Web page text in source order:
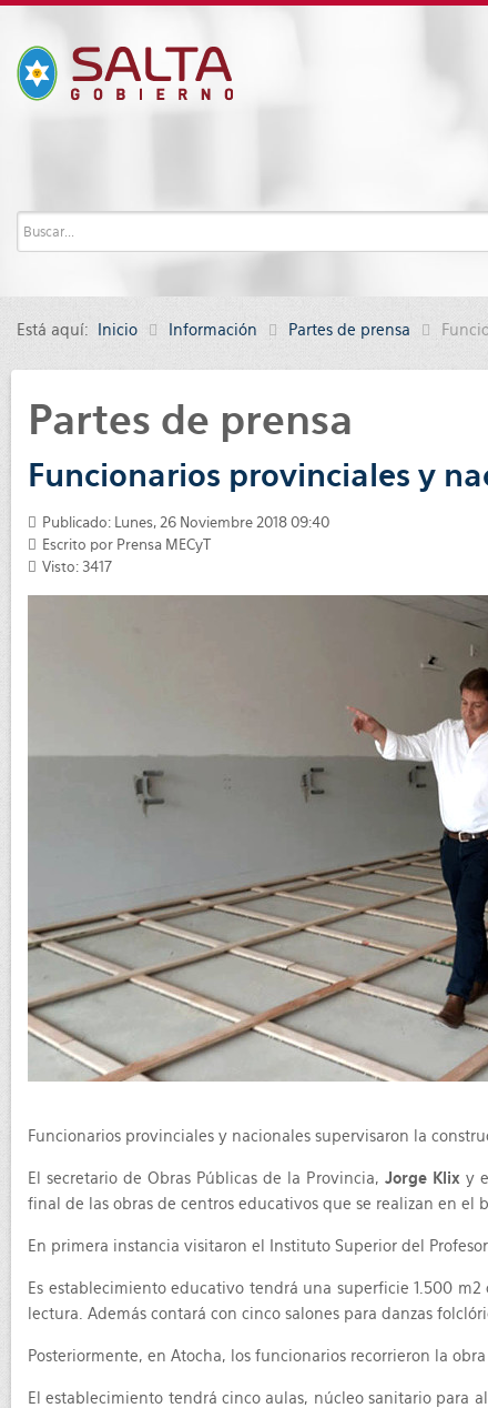
Está aquí: Inicio Información Partes de prensa
Partes de prensa
Funcionarios provinciales y
Publicado: Lunes, 26 Noviembre 2018 09:40
Escrito por Prensa MECyT
Visto: 3417
Funcionarios provinciales y nacionales supervisaron la
El secretario de Obras Públicas de la Provincia, Jorge Klix y
final de las obras de centros educativos que se realizan en el
En primera instancia visitaron el Instituto Superior del
Es establecimiento educativo tendrá una superficie 1.500
lectura. Además contará con cinco salones para danzas
Posteriormente, en Atocha, los funcionarios recorrieron la
El establecimiento tendrá cinco aulas, núcleo sanitario para